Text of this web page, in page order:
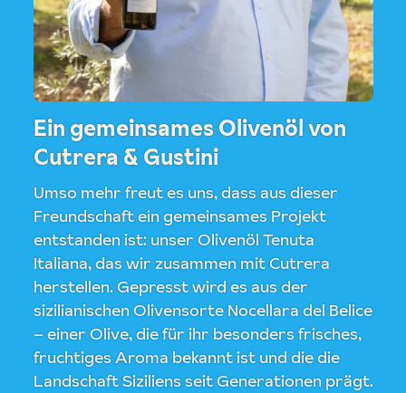
Ein gemeinsames Olivenöl von
Cutrera & Gustini
Umso mehr freut es uns, dass aus dieser
Freundschaft ein gemeinsames Projekt
entstanden ist: unser Olivenöl Tenuta
Italiana, das wir zusammen mit Cutrera
herstellen. Gepresst wird es aus der
sizilianischen Olivensorte Nocellara del Belice
– einer Olive, die für ihr besonders frisches,
fruchtiges Aroma bekannt ist und die die
Landschaft Siziliens seit Generationen prägt.